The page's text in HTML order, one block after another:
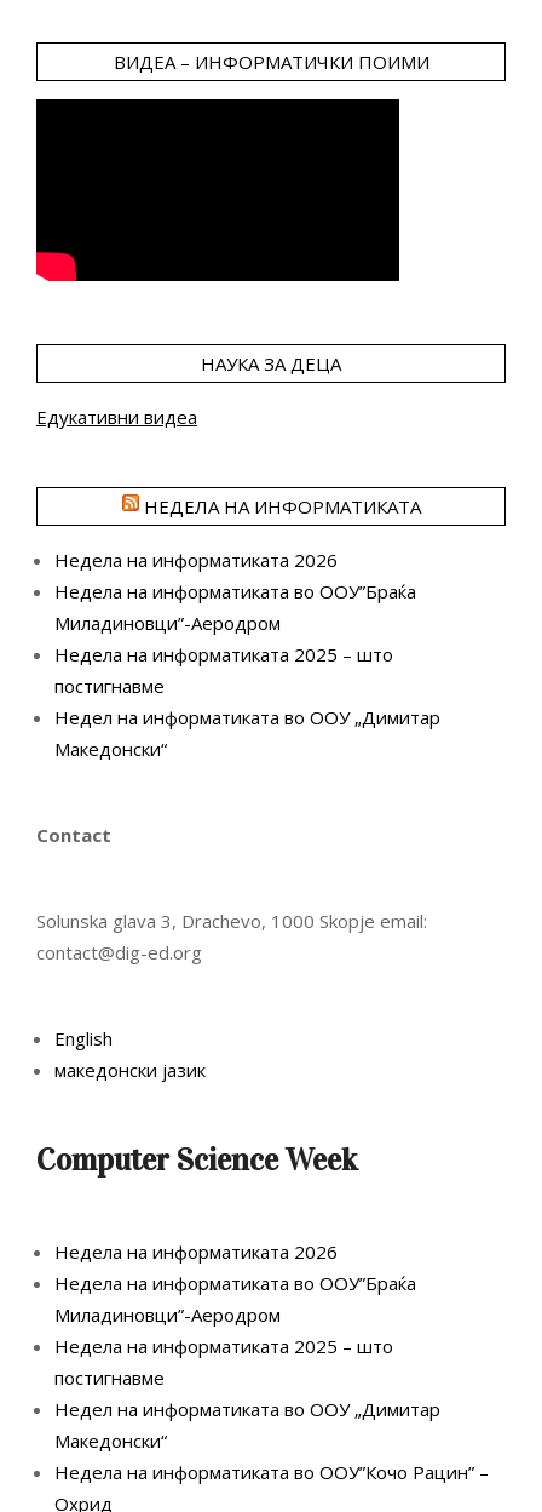
ВИДЕА – ИНФОРМАТИЧКИ ПОИМИ
НАУКА ЗА ДЕЦА
Едукативни видеа
НЕДЕЛА НА ИНФОРМАТИКАТА
Недела на информатиката 2026
Недела на информатиката во ООУ”Браќа
Миладиновци”-Аеродром
Недела на информатиката 2025 – што
постигнавме
Недел на информатиката во ООУ „Димитар
Македонски“
Contact
Solunska glava 3, Drachevo, 1000 Skopje email:
contact@dig-ed.org
English
македонски јазик
Computer Science Week
Недела на информатиката 2026
Недела на информатиката во ООУ”Браќа
Миладиновци”-Аеродром
Недела на информатиката 2025 – што
постигнавме
Недел на информатиката во ООУ „Димитар
Македонски“
Недела на информатиката во ООУ”Кочо Рацин” –
Охрид